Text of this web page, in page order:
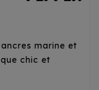
marine et
chic et